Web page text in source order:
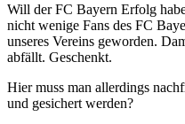
Will der FC Bayern Erfolg
nicht wenige Fans des FC
unseres Vereins geworden.
abfällt. Geschenkt.
Hier muss man allerdings
und gesichert werden?